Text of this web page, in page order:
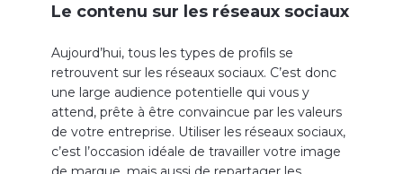
Le contenu sur les réseaux sociaux
Aujourd’hui, tous les types de profils se
retrouvent sur les réseaux sociaux. C’est donc
une large audience potentielle qui vous y
attend, prête à être convaincue par les valeurs
de votre entreprise. Utiliser les réseaux sociaux,
c’est l’occasion idéale de travailler votre image